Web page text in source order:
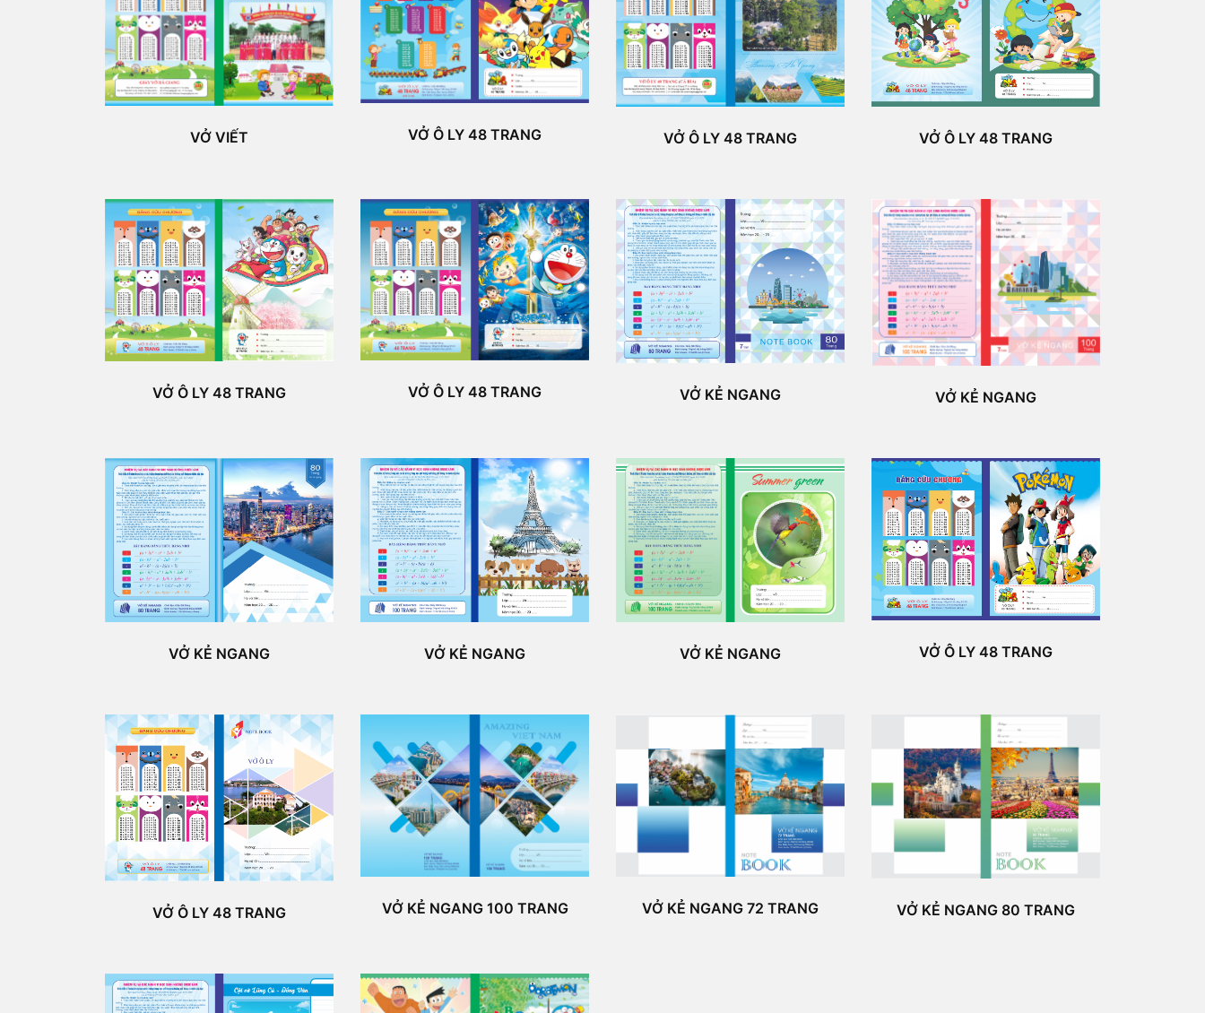
VỞ VIẾT VỞ Ô LY 48 TRANG VỞ Ô LY 48 TRANG VỞ Ô LY 48 TRANG
VỞ Ô LY 48 TRANG VỞ Ô LY 48 TRANG VỞ KẺ NGANG VỞ KẺ NGANG
VỞ KẺ NGANG VỞ KẺ NGANG VỞ KẺ NGANG VỞ Ô LY 48 TRANG
VỞ Ô LY 48 TRANG VỞ KẺ NGANG 100 TRANG VỞ KẺ NGANG 72 TRANG VỞ KẺ NGANG 80 TRANG